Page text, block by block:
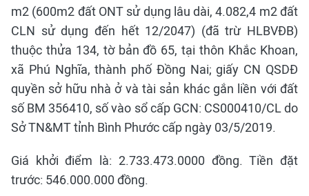
m2 (600m2 đất ONT sử dụng lâu dài, 4.082,4 m2 đất
CLN sử dụng đến hết 12/2047) (đã trừ HLBVĐB)
thuộc thửa 134, tờ bản đồ 65, tại thôn Khắc Khoan,
xã Phú Nghĩa, thành phố Đồng Nai; giấy CN QSDĐ
quyền sở hữu nhà ở và tài sản khác gắn liền với đất
số BM 356410, số vào sổ cấp GCN: CS000410/CL do
Sở TN&MT tỉnh Bình Phước cấp ngày 03/5/2019.
Giá khởi điểm là: 2.733.473.0000 đồng. Tiền đặt
trước: 546.000.000 đồng.